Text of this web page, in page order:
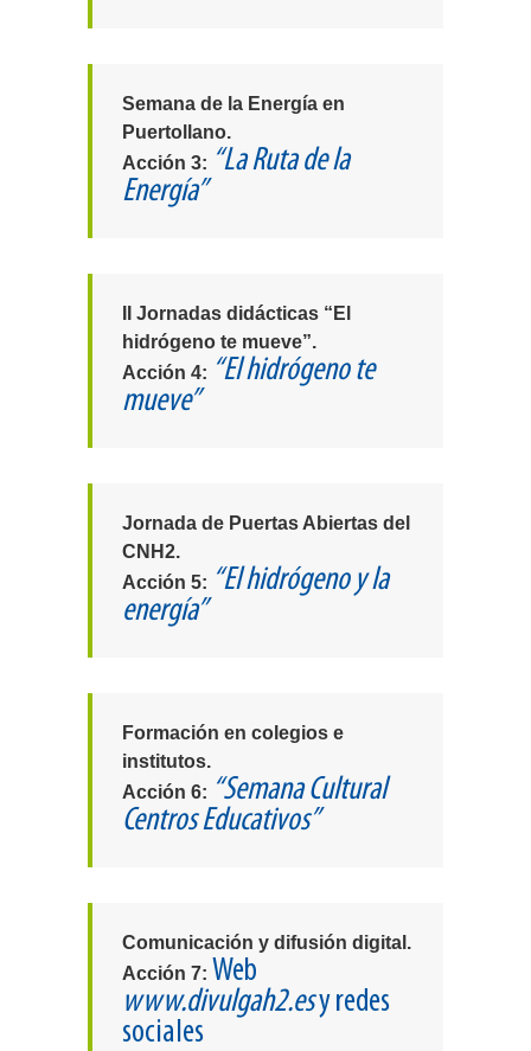
Semana de la Energía en
Puertollano.
Acción 3: “La Ruta de la
Energía”
II Jornadas didácticas “El
hidrógeno te mueve”.
Acción 4: “El hidrógeno te
mueve”
Jornada de Puertas Abiertas del
CNH2.
Acción 5: “El hidrógeno y la
energía”
Formación en colegios e
institutos.
Acción 6: “Semana Cultural
Centros Educativos”
Comunicación y difusión digital.
Acción 7: Web
www.divulgah2.esy redes
sociales